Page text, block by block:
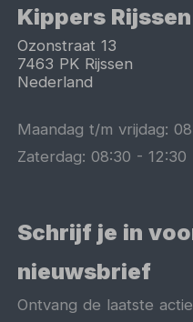
Kippers Rijssen
Ozonstraat 13
7463 PK Rijssen
Nederland
Maandag t/m vrijdag:
Zaterdag:08:30 -12:30
Schrijf je in
nieuwsbrief
Ontvang de laatste